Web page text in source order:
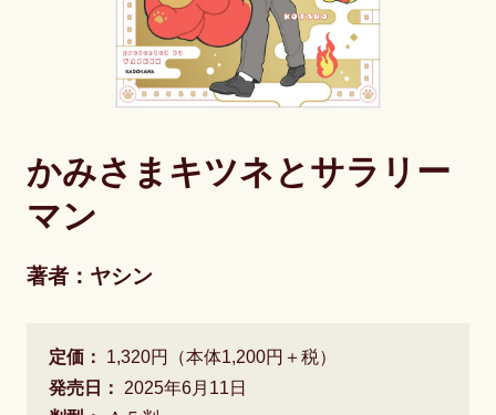
かみさまキツネとサラリー
マン
著者：ヤシン
定価：
1,320円（本体1,200円＋税）
発売日：
2025年6月11日